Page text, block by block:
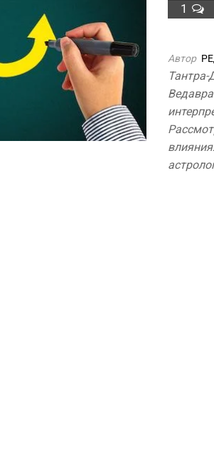
1
Автор